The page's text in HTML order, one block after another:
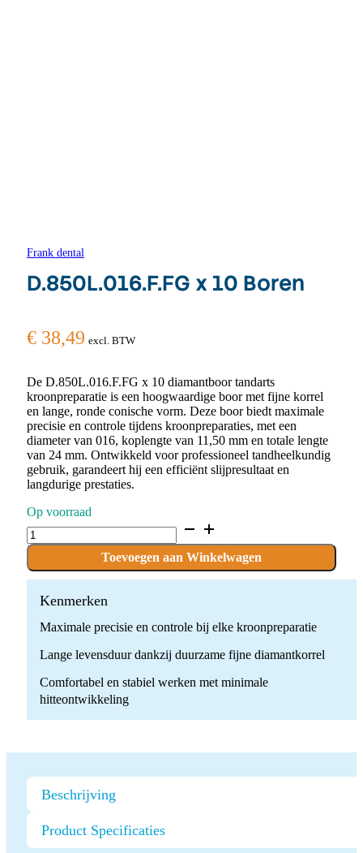
Frank dental
D.850L.016.F.FG x 10 Boren
€ 38,49 excl. BTW
De D.850L.016.F.FG x 10 diamantboor tandarts
kroonpreparatie is een hoogwaardige boor met fijne korrel
en lange, ronde conische vorm. Deze boor biedt maximale
precisie en controle tijdens kroonpreparaties, met een
diameter van 016, koplengte van 11,50 mm en totale lengte
van 24 mm. Ontwikkeld voor professioneel tandheelkundig
gebruik, garandeert hij een efficiënt slijpresultaat en
langdurige prestaties.
Op voorraad
D.850L.016.F.FG
x
Boren
quantity
Toevoegen aan Winkelwagen
Kenmerken
Maximale precisie en controle bij elke kroonpreparatie
Lange levensduur dankzij duurzame fijne diamantkorrel
Comfortabel en stabiel werken met minimale
hitteontwikkeling
Beschrijving
Product Specificaties